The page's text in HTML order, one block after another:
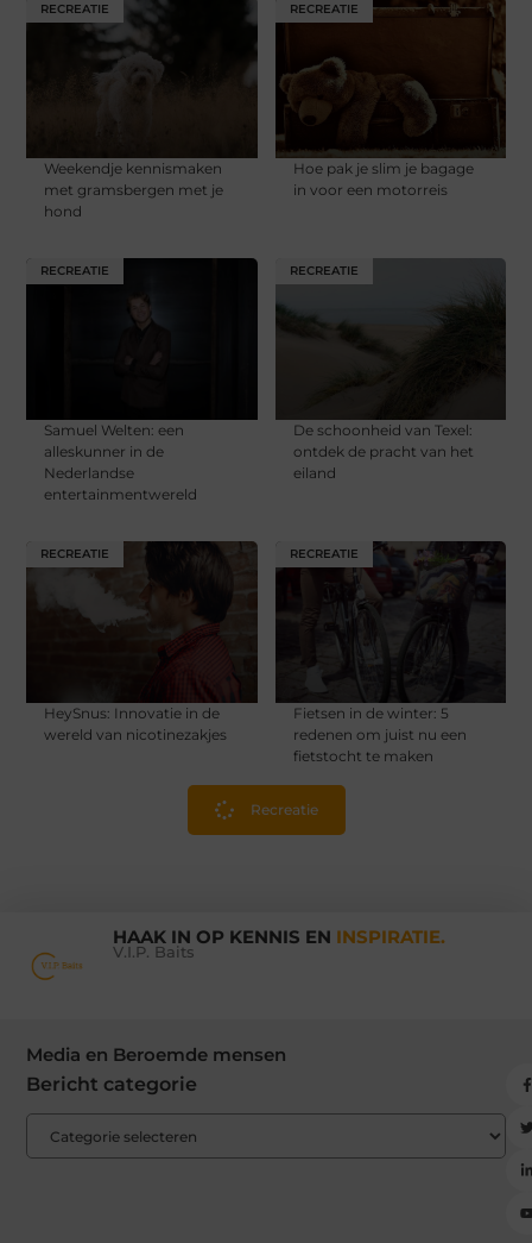
RECREATIE
Weekendje kennismaken
met gramsbergen met je
hond
RECREATIE
Hoe pak je slim je bagage
in voor een motorreis
RECREATIE
Samuel Welten: een
alleskunner in de
Nederlandse
entertainmentwereld
RECREATIE
De schoonheid van Texel:
ontdek de pracht van het
eiland
RECREATIE
HeySnus: Innovatie in de
wereld van nicotinezakjes
RECREATIE
Fietsen in de winter: 5
redenen om juist nu een
fietstocht te maken
Recreatie
HAAK IN OP KENNIS EN INSPIRATIE.
V.I.P. Baits
Media en Beroemde mensen
Bericht categorie